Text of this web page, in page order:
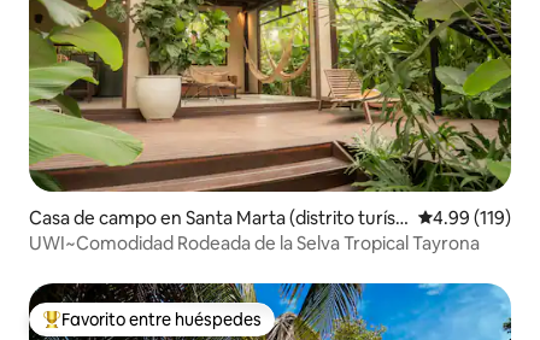
Casa de campo en Santa Marta (distrito turísti
co, cultural e histórico)
Calificación
4.99 (119)
UWI~Comodidad Rodeada de la Selva Tropical Tayrona
De los mejores en Favorito entre huéspedes
Favorito entre huéspedes